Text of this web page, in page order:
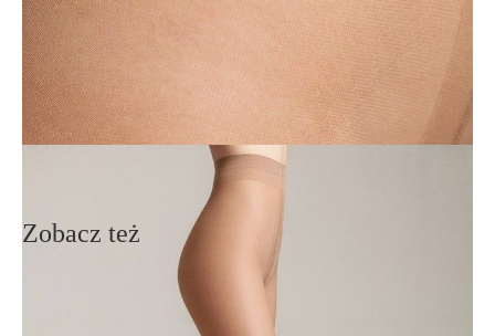
+48 500-503-636
info@conteshop.pl
Ten produkt nie ma pytań Możesz zadać pytanie, klikając przycisk
poniżej
Zadaj pytanie
Nowe pytanie
Zobacz też